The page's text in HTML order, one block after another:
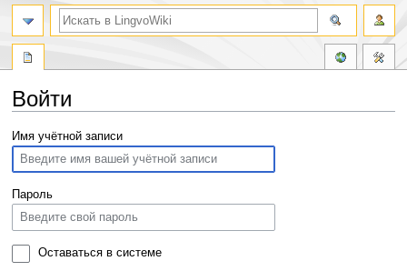
Войти
Перейти
навигации
Перейти
поиску
Имя учётной записи
Пароль
Оставаться в системе